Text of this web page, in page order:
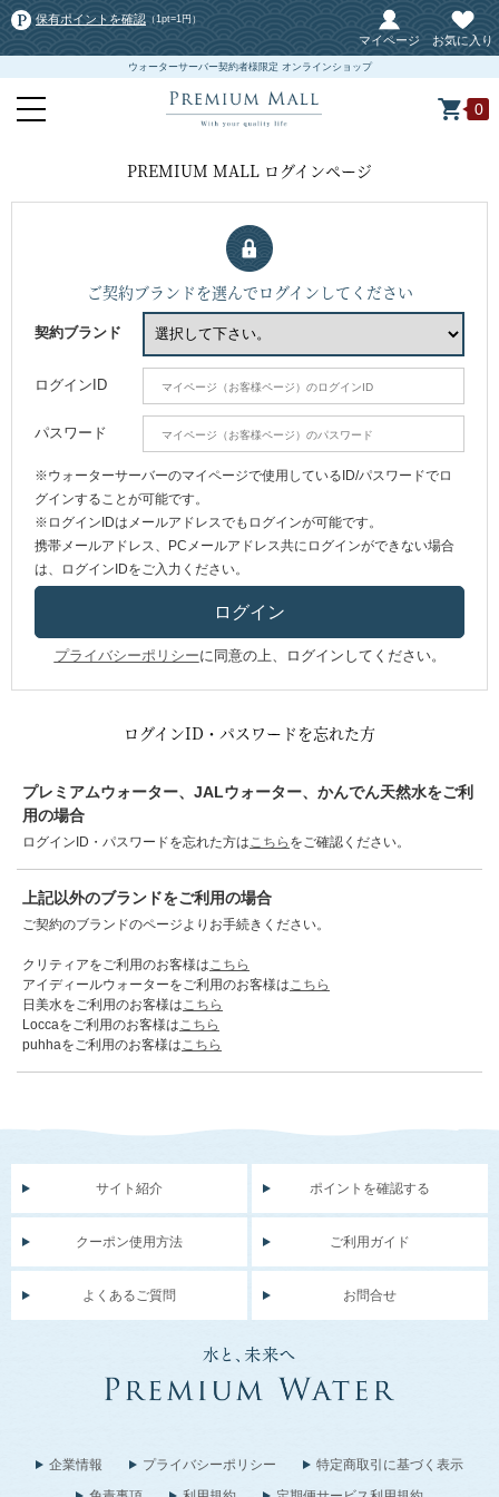
保有ポイントを確認 （1pt=1円）
マイページ お気に入り
ウォーターサーバー契約者様限定 オンラインショップ
0
PREMIUM MALL ログインページ
ご契約ブランドを選んでログインしてください
契約ブランド
ログインID
パスワード
※ウォーターサーバーのマイページで使用しているID/パスワードでロ
グインすることが可能です。
※ログインIDはメールアドレスでもログインが可能です。
携帯メールアドレス、PCメールアドレス共にログインができない場合
は、ログインIDをご入力ください。
プライバシーポリシーに同意の上、ログインしてください。
ログインID・パスワードを忘れた方
プレミアムウォーター、JALウォーター、かんでん天然水をご利
用の場合
ログインID・パスワードを忘れた方はこちら をご確認ください。
上記以外のブランドをご利用の場合
ご契約のブランドのページよりお手続きください。
クリティアをご利用のお客様はこちら
アイディールウォーターをご利用のお客様はこちら
日美水をご利用のお客様はこちら
Loccaをご利用のお客様はこちら
puhhaをご利用のお客様はこちら
サイト紹介 ポイントを確認する
クーポン使用方法 ご利用ガイド
よくあるご質問 お問合せ
企業情報 プライバシーポリシー
特定商取引に基づく表示